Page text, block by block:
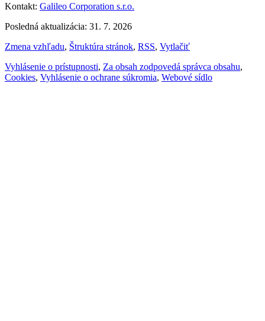
Kontakt: Galileo Corporation s.r.o.
Posledná aktualizácia: 31. 7. 2026
Zmena vzhľadu, Štruktúra stránok, RSS, Vytlačiť
Vyhlásenie o prístupnosti, Za obsah zodpovedá správca obsahu,
Cookies, Vyhlásenie o ochrane súkromia, Webové sídlo